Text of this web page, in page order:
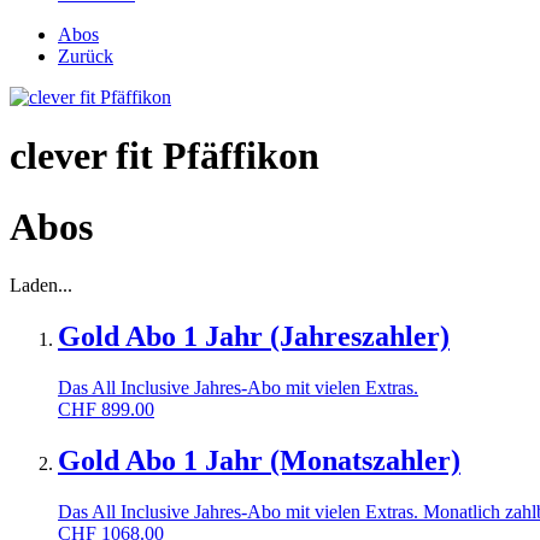
Abos
Zurück
clever fit Pfäffikon
Abos
Laden...
Gold Abo 1 Jahr (Jahreszahler)
Das All Inclusive Jahres-Abo mit vielen Extras.
CHF 899.00
Gold Abo 1 Jahr (Monatszahler)
Das All Inclusive Jahres-Abo mit vielen Extras. Monatlich
CHF 1068.00